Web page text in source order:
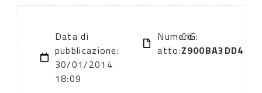
Data di
pubblicazione:
30/01/2014
18:09
Numero
atto:
CIG:
Z900BA3DD4